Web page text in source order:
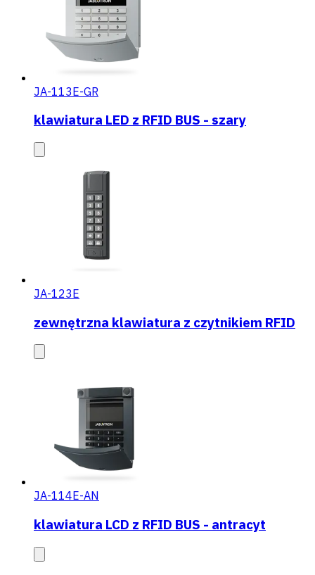
JA-113E-GR
klawiatura LED z RFID BUS - szary
JA-123E
zewnętrzna klawiatura z czytnikiem RFID
JA-114E-AN
klawiatura LCD z RFID BUS - antracyt